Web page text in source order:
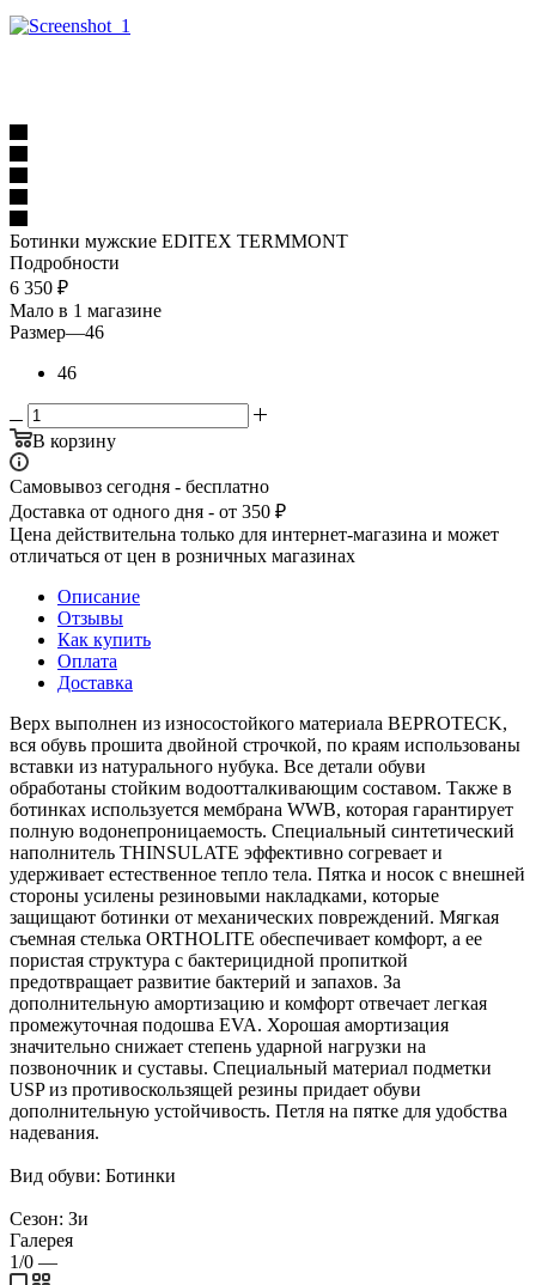
Ботинки мужские EDITEX TERMMONT
Подробности
6 350 ₽
Мало в 1 магазине
Размер—46
46
В корзину
Самовывоз сегодня - бесплатно
Доставка от одного дня - от 350 ₽
Цена действительна только для интернет-магазина и может
отличаться от цен в розничных магазинах
Описание
Отзывы
Как купить
Оплата
Доставка
Верх выполнен из износостойкого материала BEPROTECK,
вся обувь прошита двойной строчкой, по краям использованы
вставки из натурального нубука. Все детали обуви
обработаны стойким водоотталкивающим составом. Также в
ботинках используется мембрана WWB, которая гарантирует
полную водонепроницаемость. Специальный синтетический
наполнитель THINSULATE эффективно согревает и
удерживает естественное тепло тела. Пятка и носок с внешней
стороны усилены резиновыми накладками, которые
защищают ботинки от механических повреждений. Мягкая
съемная стелька ORTHOLITE обеспечивает комфорт, а ее
пористая структура с бактерицидной пропиткой
предотвращает развитие бактерий и запахов. За
дополнительную амортизацию и комфорт отвечает легкая
промежуточная подошва EVA. Хорошая амортизация
значительно снижает степень ударной нагрузки на
позвоночник и суставы. Специальный материал подметки
USP из противоскользящей резины придает обуви
дополнительную устойчивость. Петля на пятке для удобства
надевания.
Вид обуви: Ботинки
Сезон: Зи
Галерея
1/0 —